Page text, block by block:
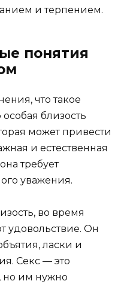
и терпением.
понятия
что такое
особая близость
может привести
и естественная
требует
уважения.
во время
удовольствие. Он
ласки и
Секс — это
но им нужно